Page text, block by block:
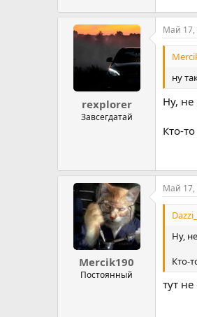
rexplorer
Завсегдатай
Май 17,
ну
Ну, не
Кто-
Mercik190
Постоянный
Май 17,
Ну,
Кто-
тут